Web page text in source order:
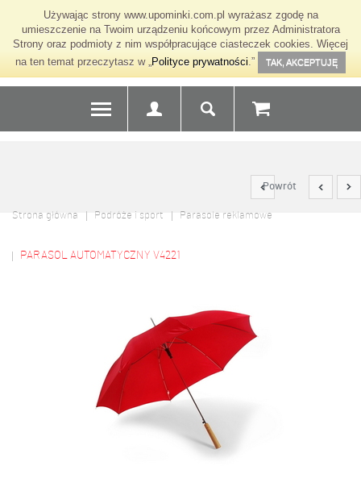
Używając strony www.upominki.com.pl wyrażasz zgodę na
umieszczenie na Twoim urządzeniu końcowym przez Administratora
Strony oraz podmioty z nim współpracujące ciasteczek cookies. Więcej
na ten temat przeczytasz w „Polityce prywatności.” TAK, AKCEPTUJĘ
Powrót
Strona główna Podróże i sport Parasole reklamowe
PARASOL AUTOMATYCZNY V4221